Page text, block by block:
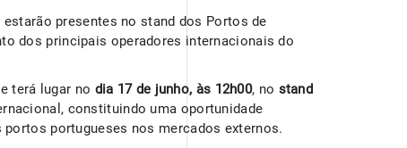
presentes no stand dos Portos de
dos principais operadores internacionais do
terá lugar no dia 17 de junho, às 12h00, no stand
constituindo uma oportunidade
portugueses nos mercados externos.